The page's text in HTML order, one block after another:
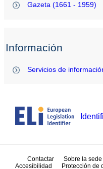
Gazeta (1661 - 1959)
Información
Servicios de
Contactar Sobre la
Accesibilidad
Protección de